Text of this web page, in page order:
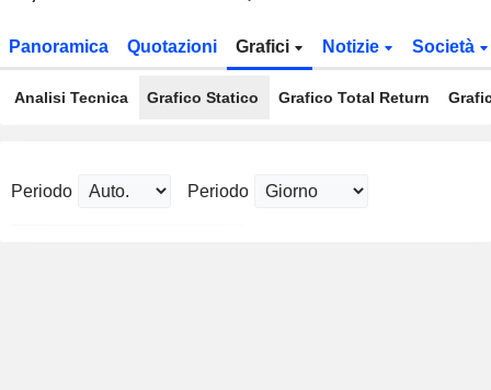
Panoramica Quotazioni Grafici Notizie Società
Analisi Tecnica Grafico Statico Grafico Total Return
Periodo Periodo